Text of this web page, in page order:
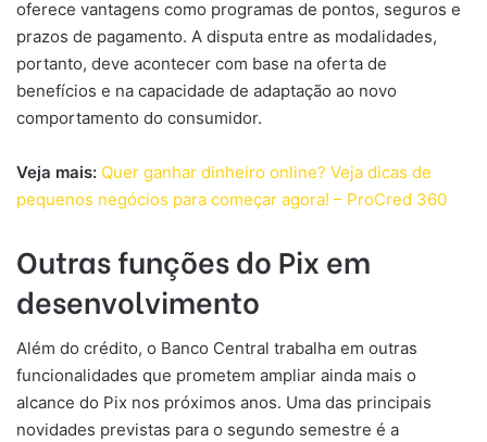
oferece vantagens como programas de pontos, seguros e
prazos de pagamento. A disputa entre as modalidades,
portanto, deve acontecer com base na oferta de
benefícios e na capacidade de adaptação ao novo
comportamento do consumidor.
Veja mais: Quer ganhar dinheiro online? Veja dicas de
pequenos negócios para começar agora! – ProCred 360
Outras funções do Pix em
desenvolvimento
Além do crédito, o Banco Central trabalha em outras
funcionalidades que prometem ampliar ainda mais o
alcance do Pix nos próximos anos. Uma das principais
novidades previstas para o segundo semestre é a